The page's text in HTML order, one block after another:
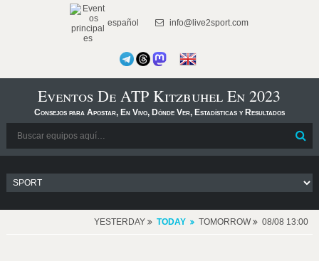
español info@live2sport.com
Eventos De ATP Kitzbuhel En 2023
Consejos para Apostar, En Vivo, Dónde Ver, Estadísticas y Resultados
YESTERDAY TODAY TOMORROW 08/08 13:00